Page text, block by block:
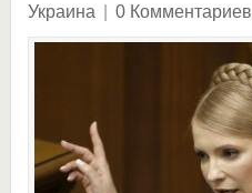
Украина | 0 Комментариев